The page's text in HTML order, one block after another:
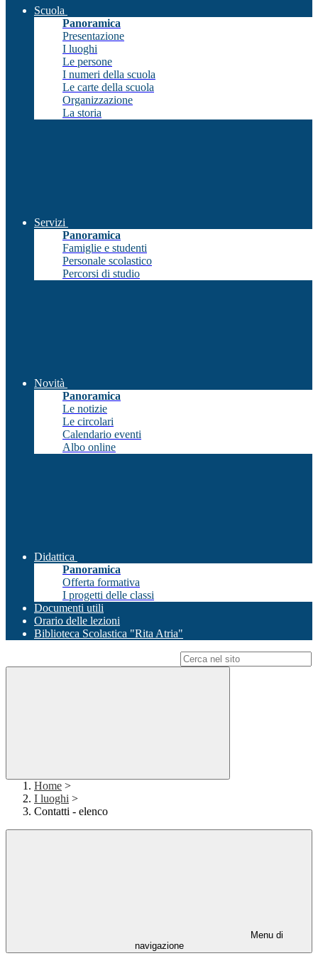
Scuola
Panoramica
Presentazione
I luoghi
Le persone
I numeri della scuola
Le carte della scuola
Organizzazione
La storia
Servizi
Panoramica
Famiglie e studenti
Personale scolastico
Percorsi di studio
Novità
Panoramica
Le notizie
Le circolari
Calendario eventi
Albo online
Didattica
Panoramica
Offerta formativa
I progetti delle classi
Documenti utili
Orario delle lezioni
Biblioteca Scolastica "Rita Atria"
Home >
I luoghi >
Contatti - elenco
Menu di
navigazione